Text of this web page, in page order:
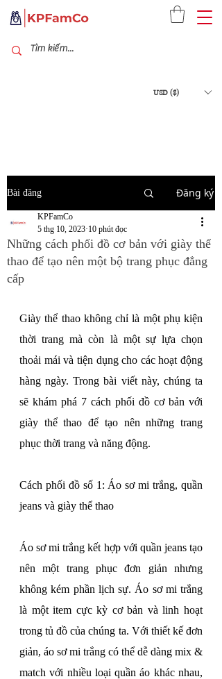
USD ($)
Bài đăng Đăng ký
Những cách phối đồ cơ bản với giày thể
thao để tạo nên một bộ trang phục đẳng
cấp
KPFamCo
5 thg 10, 2023 10 phút đọc
Giày thể thao không chỉ là một phụ kiện
thời trang mà còn là một sự lựa chọn
thoải mái và tiện dụng cho các hoạt động
hàng ngày. Trong bài viết này, chúng ta
sẽ khám phá 7 cách phối đồ cơ bản với
giày thể thao để tạo nên những trang
phục thời trang và năng động.
Cách phối đồ số 1: Áo sơ mi trắng, quần
jeans và giày thể thao
Áo sơ mi trắng kết hợp với quần jeans tạo
nên một trang phục đơn giản nhưng
không kém phần lịch sự. Áo sơ mi trắng
là một item cực kỳ cơ bản và linh hoạt
trong tủ đồ của chúng ta. Với thiết kế đơn
giản, áo sơ mi trắng có thể dễ dàng mix &
match với nhiều loại quần áo khác nhau,